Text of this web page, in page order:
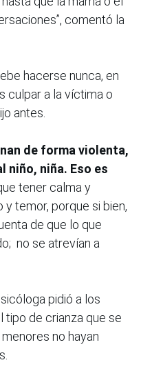
comentó la
hacerse nunca, en
culpar a la víctima o
antes.
de forma violenta,
niño, niña. Eso es
tener calma y
temor, porque si bien,
de que lo que
no se atrevían a
pidió a los
tipo de crianza que se
no hayan